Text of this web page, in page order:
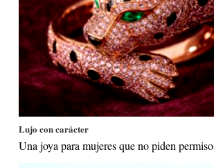
Lujo con carácter
Una joya para mujeres que no piden permiso